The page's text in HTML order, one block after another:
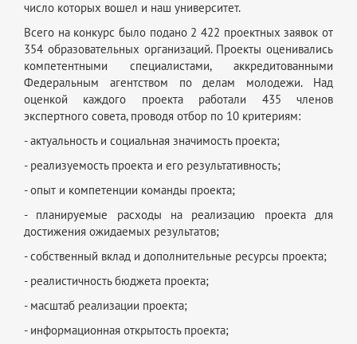
число которых вошел и наш университет.
Всего на конкурс было подано 2 422 проектных заявок от
354 образовательных организаций. Проекты оценивались
компетентными специалистами, аккредитованными
Федеральным агентством по делам молодежи. Над
оценкой каждого проекта работали 435 членов
экспертного совета, проводя отбор по 10 критериям:
- актуальность и социальная значимость проекта;
- реализуемость проекта и его результативность;
- опыт и компетенции команды проекта;
- планируемые расходы на реализацию проекта для
достижения ожидаемых результатов;
- собственный вклад и дополнительные ресурсы проекта;
- реалистичность бюджета проекта;
- масштаб реализации проекта;
- информационная открытость проекта;